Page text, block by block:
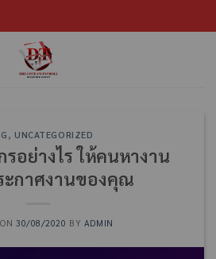
, UNCATEGORIZED
อย่างไร ให้คนหางาน
ะกาศงานของคุณ
30/08/2020 BY ADMIN